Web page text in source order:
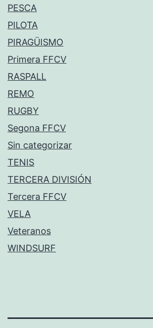
PESCA
PILOTA
PIRAGÜISMO
Primera FFCV
RASPALL
REMO
RUGBY
Segona FFCV
Sin categorizar
TENIS
TERCERA DIVISIÓN
Tercera FFCV
VELA
Veteranos
WINDSURF